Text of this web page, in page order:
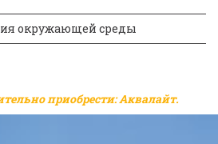
окружающей среды
приобрести: Аквалайт.